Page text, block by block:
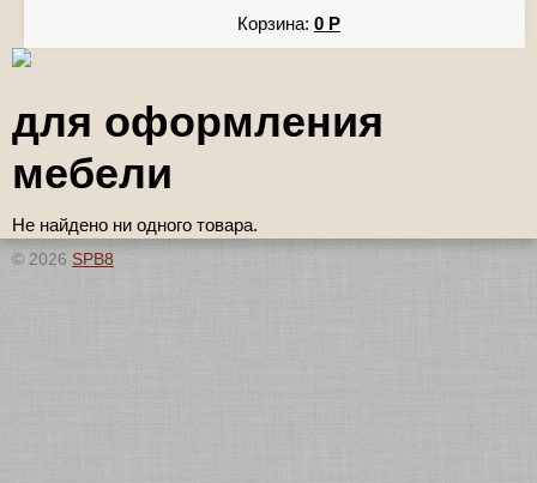
Корзина: 0 Р
для оформления
мебели
Не найдено ни одного товара.
© 2026 SPB8